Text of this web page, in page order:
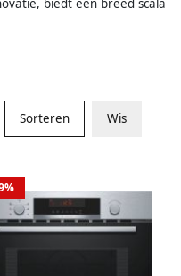
biedt een breed scala
te voldoen. Of je nu een
niveau tilt, Bosch heeft de
Sorteren Wis